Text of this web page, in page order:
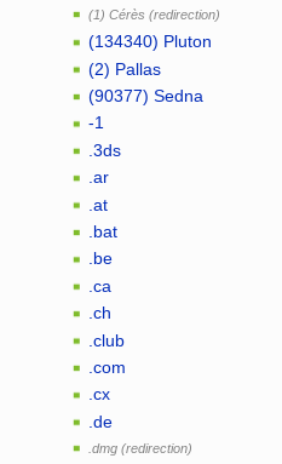
(1) Cérès
(134340) Pluton
(2) Pallas
(90377) Sedna
-1
.3ds
.ar
.at
.bat
.be
.ca
.ch
.club
.com
.cx
.de
.dmg